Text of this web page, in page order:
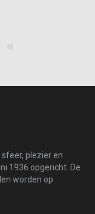
plezier en
1936 opgericht. De
worden op